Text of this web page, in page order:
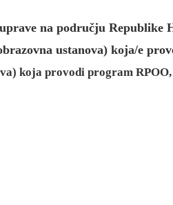
na području Republike
ustanova) koja/e
koja provodi program